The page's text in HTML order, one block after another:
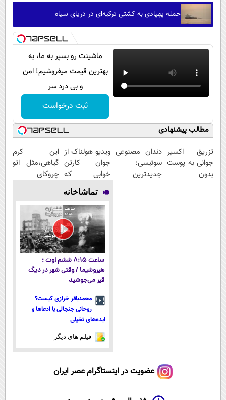
حمله پهپادی به کشتی ترکیه‌ای در دریای سیاه
ماشینت رو بسپر به ما، به
بهترین قیمت میفروشیم! امن
و بی درد سر
ثبت درخواست
مطالب پیشنهادی
تزریق اکسیر
جوانی به پوست
بدون
دندان مصنوعی
سوئیسی:
جدیدترین
ویدیو هولناک از
جوان کارتن
خوابی که
میلیاردر شد.
آموزش رایگان
این کرم
گیاهی،مثل اتو
چروکای
تماشاخانه
ساعت ۸:۱۵ ششم اوت ؛
هیروشیما / وقتی شهر در دیگ
قیر می‌جوشید
محمدباقر خرازی کیست؟
روحانی جنجالی با ادعاها و
ایده‌های تخیلی
فیلم های دیگر
عضویت در اینستاگرام عصر ایران